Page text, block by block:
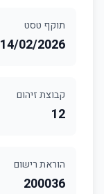
תוקף טסט
14/02/2026
קבוצת זיהום
12
הוראת רישום
200036